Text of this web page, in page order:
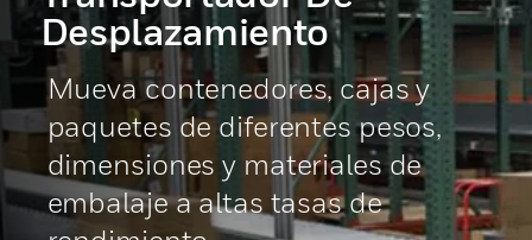
Desplazamiento
Mueva contenedores, cajas y
paquetes de diferentes pesos,
dimensiones y materiales de
embalaje a altas tasas de